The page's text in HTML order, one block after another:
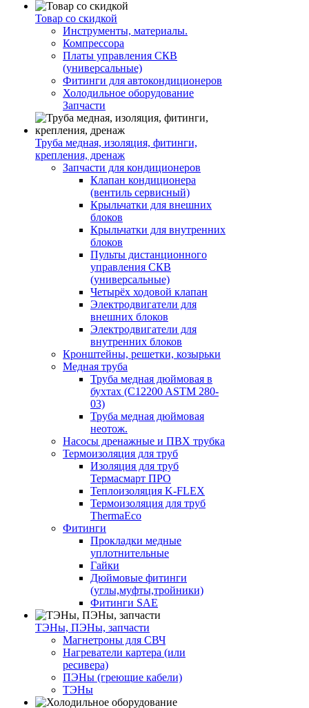
Товар со скидкой
Инструменты, материалы.
Компрессора
Платы управления СКВ
(универсальные)
Фитинги для автокондиционеров
Холодильное оборудование
Запчасти
Труба медная, изоляция, фитинги,
крепления, дренаж
Запчасти для кондиционеров
Клапан кондиционера
(вентиль сервисный)
Крыльчатки для внешних
блоков
Крыльчатки для внутренних
блоков
Пульты дистанционного
управления СКВ
(универсальные)
Четырёх ходовой клапан
Электродвигатели для
внешних блоков
Электродвигатели для
внутренних блоков
Кронштейны, решетки, козырьки
Медная труба
Труба медная дюймовая в
бухтах (C12200 ASTM 280-
03)
Труба медная дюймовая
неотож.
Насосы дренажные и ПВХ трубка
Термоизоляция для труб
Изоляция для труб
Термасмарт ПРО
Теплоизоляция K-FLEX
Термоизоляция для труб
ThermaEco
Фитинги
Прокладки медные
уплотнительные
Гайки
Дюймовые фитинги
(углы,муфты,тройники)
Фитинги SAE
ТЭНы, ПЭНы, запчасти
Магнетроны для СВЧ
Нагреватели картера (или
ресивера)
ПЭНы (греющие кабели)
ТЭНы